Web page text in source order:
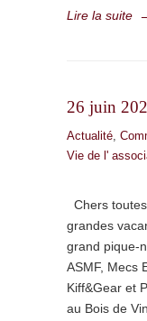
Lire la suite
26 juin
Actualité,
Vie de l'
Chers
grandes
grand pique-
ASMF, Mecs
Kiff&Gear et
au Bois de